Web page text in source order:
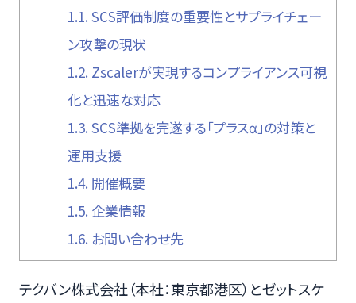
1.1. SCS評価制度の重要性とサプライチェー
ン攻撃の現状
1.2. Zscalerが実現するコンプライアンス可視
化と迅速な対応
1.3. SCS準拠を完遂する「プラスα」の対策と
運用支援
1.4. 開催概要
1.5. 企業情報
1.6. お問い合わせ先
テクバン株式会社（本社：東京都港区）とゼットスケ